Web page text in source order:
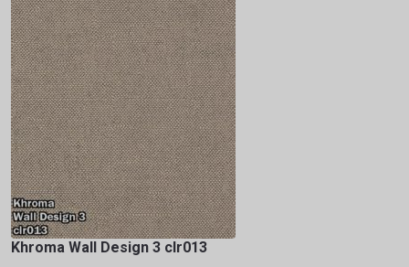
Khroma Wall Design 3 clr013